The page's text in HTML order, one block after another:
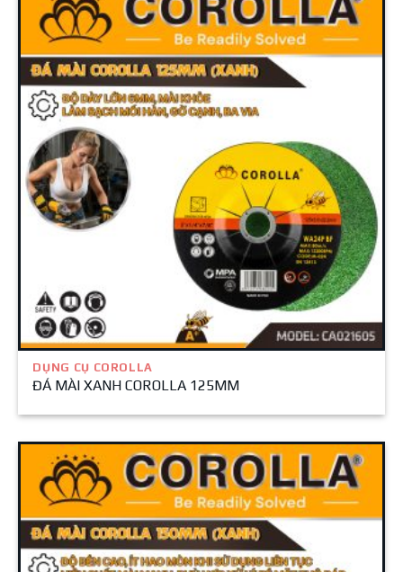
DỤNG CỤ COROLLA
ĐÁ MÀI XANH COROLLA 125MM